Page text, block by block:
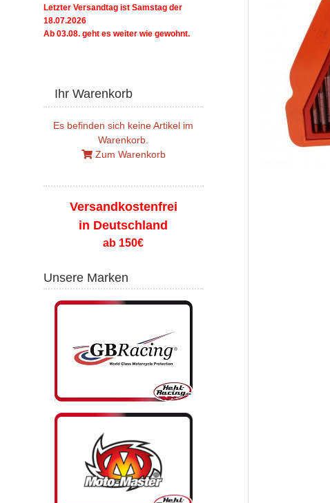
Letzter Versandtag ist Samstag der
18.07.2026
Ab 03.08. geht es weiter wie gewohnt.
Ihr Warenkorb
Es befinden sich keine Artikel im
Warenkorb.
Zum Warenkorb
Versandkostenfrei
in Deutschland
ab 150€
Unsere Marken